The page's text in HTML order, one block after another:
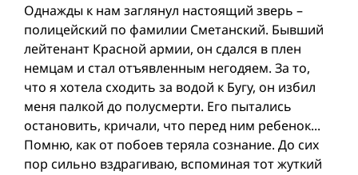
Однажды к нам заглянул настоящий зверь –
полицейский по фамилии Сметанский. Бывший
лейтенант Красной армии, он сдался в плен
немцам и стал отъявленным негодяем. За то,
что я хотела сходить за водой к Бугу, он избил
меня палкой до полусмерти. Его пытались
остановить, кричали, что перед ним ребенок...
Помню, как от побоев теряла сознание. До сих
пор сильно вздрагиваю, вспоминая тот жуткий